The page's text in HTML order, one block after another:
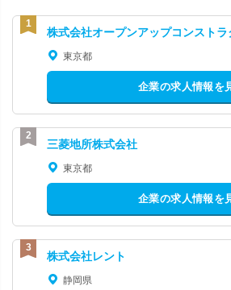
株式会社オープンアップコンストラ
東京都
企業の求人情報を
三菱地所株式会社
東京都
企業の求人情報を
株式会社レント
静岡県